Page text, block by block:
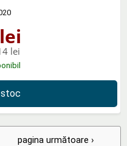
lei
lei
pagina următoare ›